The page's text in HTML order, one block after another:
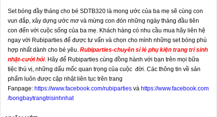
Set bóng đầy tháng cho bé SDTB320 là mong ước của ba mẹ sẽ cùng con
vun đắp, xây dựng ước mơ và mừng con đón những ngày tháng đầu tiên
con đến với cuộc sống của ba mẹ. Khách hàng có nhu cầu mua hãy liên hệ
ngay với Rubiparties để được tư vấn và chọn cho mình những set bóng phù
hợp nhất dành cho bé yêu. Rubiparties-chuyên sỉ lẻ phụ kiện trang trí sinh
nhật-cưới hỏi. Hãy để Rubiparties cùng đồng hành với bạn trên mọi bữa
tiệc thú vị, những dấu mốc quan trọng của cuộc đời. Các thông tin về sản
phẩm luôn được cập nhật liên tục trên trang
Fanpage: https://www.facebook.com/rubiparties và https://www.facebook.com
/bongbaytrangtrisinhnhat